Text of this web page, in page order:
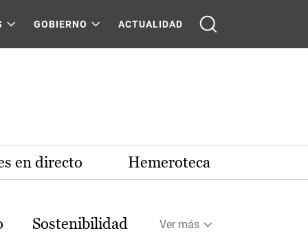
GOBIERNO ACTUALIDAD
en directo Hemeroteca
Sostenibilidad Ver más